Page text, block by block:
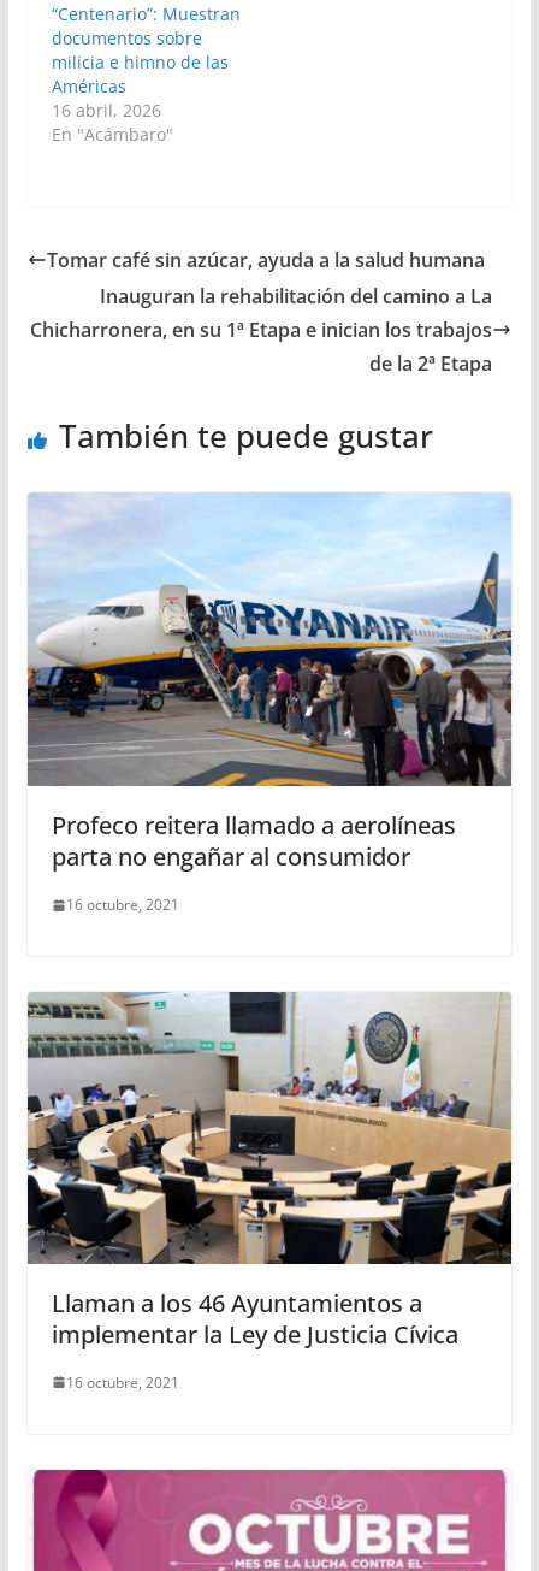
“Centenario”: Muestran
documentos sobre
milicia e himno de las
Américas
16 abril, 2026
En "Acámbaro"
Tomar café sin azúcar, ayuda a la salud humana
Inauguran la rehabilitación del camino a La
Chicharronera, en su 1ª Etapa e inician los trabajos
de la 2ª Etapa
También te puede gustar
Profeco reitera llamado a aerolíneas
parta no engañar al consumidor
16 octubre, 2021
Llaman a los 46 Ayuntamientos a
implementar la Ley de Justicia Cívica
16 octubre, 2021